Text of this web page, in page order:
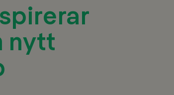
nytt